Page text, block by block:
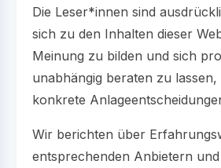
Die Leser*innen sind
sich zu den Inhalten dieser
Meinung zu bilden und sich
unabhängig beraten zu lassen,
konkrete
Wir berichten über
entsprechenden Anbietern